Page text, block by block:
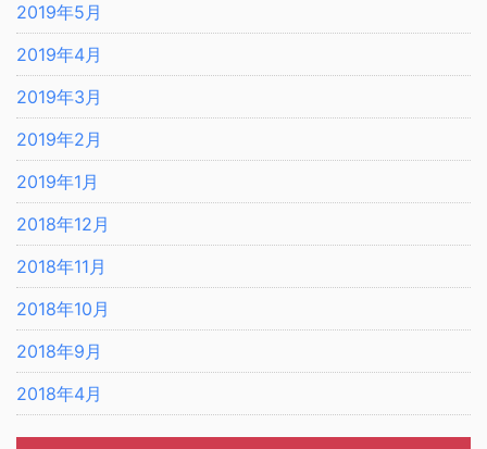
2019年5月
2019年4月
2019年3月
2019年2月
2019年1月
2018年12月
2018年11月
2018年10月
2018年9月
2018年4月